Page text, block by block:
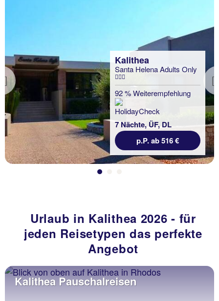
Previous
Kalithea
Santa Helena Adults Only
92 % Weiterempfehlung
7 Nächte, ÜF, DL
p.P. ab 516 €
Urlaub in Kalithea 2026 - für
jeden Reisetypen das perfekte
Angebot
Kalithea Pauschalreisen